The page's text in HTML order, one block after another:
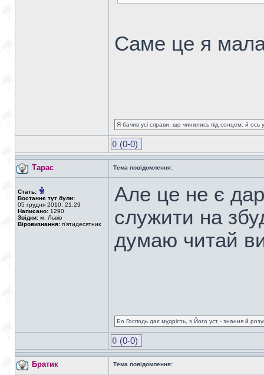
Cаме це я
Я бачив усі справи, що чинились під сонцем: й ось
0 (0-0)
Тарас Тема повідомлення:
Стать:
Востаннє тут були:
05 грудня 2010, 21:29
Написано: 1290
Звідки: м. Львів
Віровизнання: п'ятидесятник
Але це не є
служити на
думаю читай
Бо Господь дає мудрість, з Його уст - знання й
0 (0-0)
Братик Тема повідомлення: